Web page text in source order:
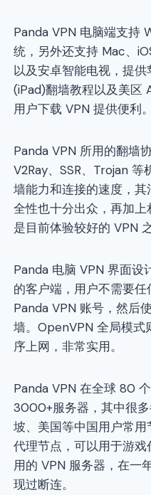
Panda VPN 电脑端支持
统，另外还支持 Mac、
以及安卓智能电视，提
(iPad)翻墙教程以及美区
用户下载 VPN 提供便利。
Panda VPN 所用的翻墙
V2Ray、SSR、Trojan
墙能力和连接的速度，
全性也十分出众，再加上
是目前体验较好的 VPN 之
Panda 电脑 VPN 界面设
的客户端，用户不需要
Panda VPN 账号，然后
墙。OpenVPN 全局模式
序上网，非常实用。
Panda VPN 在全球 80
3000+服务器，其中很
坡、美国等中国用户常
代理节点，可以用于游
用的 VPN 服务器，在一
现过断连。